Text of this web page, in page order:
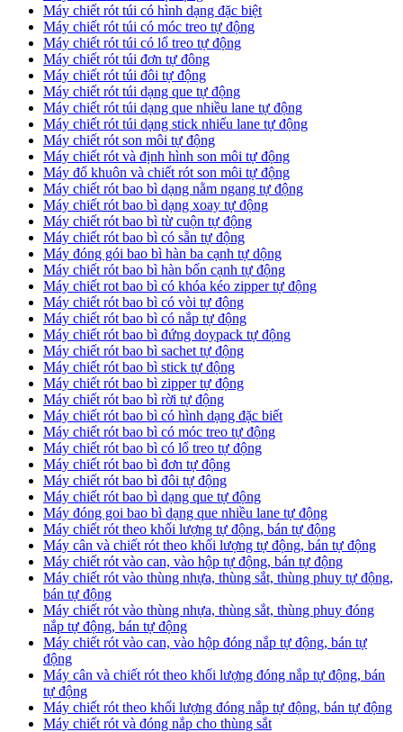
Máy chiết rót túi có hình dạng đặc biệt
Máy chiết rót túi có móc treo tự động
Máy chiết rót túi có lổ treo tự động
Máy chiết rót túi đơn tự đông
Máy chiết rót túi đôi tự động
Máy chiết rót túi dạng que tự động
Máy chiết rót túi dạng que nhiều lane tự động
Máy chiết rót túi dạng stick nhiếu lane tự động
Máy chiết rót son môi tự động
Máy chiết rót và định hình son môi tự động
Máy đổ khuôn và chiết rót son môi tự động
Máy chiết rót bao bì dạng nằm ngang tự động
Máy chiết rót bao bì dạng xoay tự động
Máy chiết rót bao bì từ cuộn tự động
Máy chiết rót bao bì có sẵn tự động
Máy đóng gói bao bì hàn ba cạnh tự dộng
Máy chiết rót bao bì hàn bốn cạnh tự động
Máy chiết rot bao bì có khóa kéo zipper tự động
Máy chiết rót bao bì có vòi tự động
Máy chiết rót bao bì có nắp tự động
Máy chiết rót bao bì đứng doypack tự động
Máy chiết rót bao bì sachet tự động
Máy chiết rót bao bì stick tự động
Máy chiết rót bao bì zipper tự động
Máy chiết rót bao bì rời tự động
Máy chiết rót bao bì có hình dạng đặc biết
Máy chiết rót bao bì có móc treo tự động
Máy chiết rót bao bì có lổ treo tự động
Máy chiết rót bao bì đơn tự động
Máy chiết rót bao bì đôi tự động
Máy chiết rót bao bì dạng que tự động
Máy đóng goi bao bì dạng que nhiều lane tự động
Máy chiết rót theo khối lượng tự động, bán tự động
Máy cân và chiết rót theo khối lượng tự động, bán tự động
Máy chiết rót vào can, vào hộp tự động, bán tự động
Máy chiết rót vào thùng nhựa, thùng sắt, thùng phuy tự động,
bán tự động
Máy chiết rót vào thùng nhựa, thùng sắt, thùng phuy đóng
nắp tự động, bán tự động
Máy chiết rót vào can, vào hộp đóng nắp tự động, bán tự
động
Máy cân và chiết rót theo khối lượng đóng nắp tự động, bán
tự động
Máy chiết rót theo khối lượng đóng nắp tự động, bán tự động
Máy chiết rót và đóng nắp cho thùng sắt